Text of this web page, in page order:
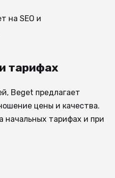
на SEO и
тарифах
Beget предлагает
цены и качества.
начальных тарифах и при